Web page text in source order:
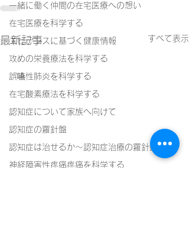
一緒に働く仲間の在宅医療への想い
在宅医療を科学する
エビデンスに基づく健康情報
攻めの栄養療法を科学する
誤嚥性肺炎を科学する
在宅酸素療法を科学する
認知症について家族へ向けて
認知症の羅針盤
認知症は治せるか～認知症治療の羅針盤
神経障害性疼痛疼痛を科学する
最新記事 すべて表示